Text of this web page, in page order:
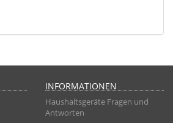
INFORMATIONEN
Haushaltsgeräte Fragen und
Antworten